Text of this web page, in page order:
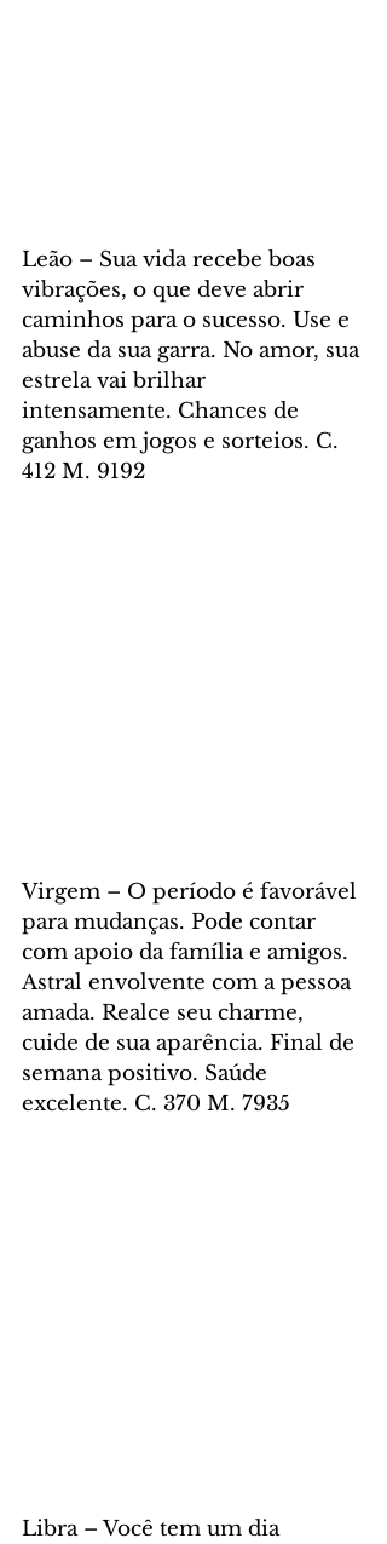
Leão – Sua vida recebe boas
vibrações, o que deve abrir
caminhos para o sucesso. Use e
abuse da sua garra. No amor, sua
estrela vai brilhar
intensamente. Chances de
ganhos em jogos e sorteios. C.
412 M. 9192
Virgem – O período é favorável
para mudanças. Pode contar
com apoio da família e amigos.
Astral envolvente com a pessoa
amada. Realce seu charme,
cuide de sua aparência. Final de
semana positivo. Saúde
excelente. C. 370 M. 7935
Libra – Você tem um dia